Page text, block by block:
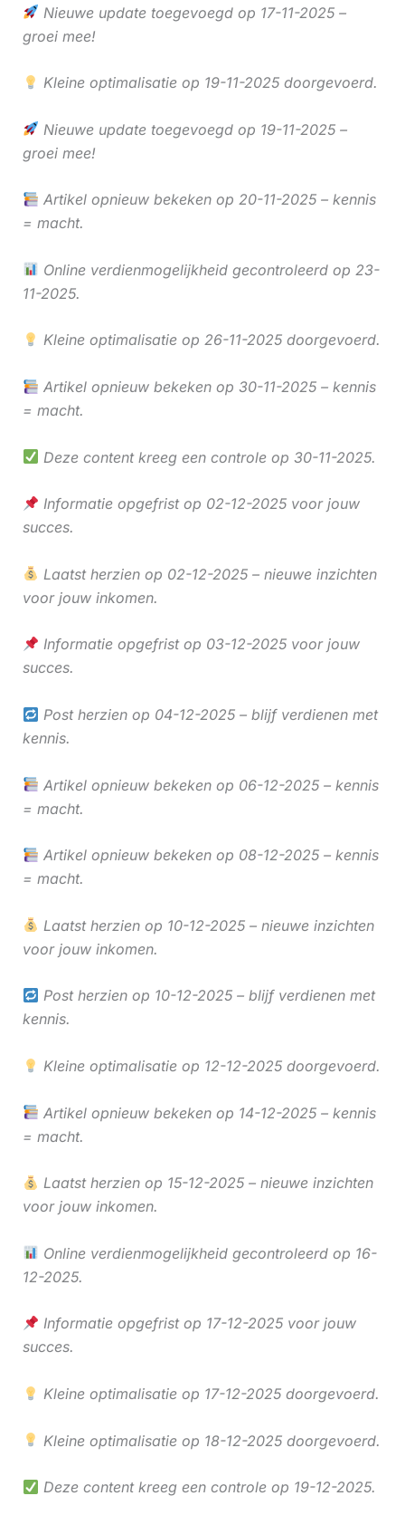
Nieuwe update toegevoegd op 17-11-2025 –
groei mee!
Kleine optimalisatie op 19-11-2025 doorgevoerd.
Nieuwe update toegevoegd op 19-11-2025 –
groei mee!
Artikel opnieuw bekeken op 20-11-2025 – kennis
= macht.
Online verdienmogelijkheid gecontroleerd op 23-
11-2025.
Kleine optimalisatie op 26-11-2025 doorgevoerd.
Artikel opnieuw bekeken op 30-11-2025 – kennis
= macht.
Deze content kreeg een controle op 30-11-2025.
Informatie opgefrist op 02-12-2025 voor jouw
succes.
Laatst herzien op 02-12-2025 – nieuwe inzichten
voor jouw inkomen.
Informatie opgefrist op 03-12-2025 voor jouw
succes.
Post herzien op 04-12-2025 – blijf verdienen met
kennis.
Artikel opnieuw bekeken op 06-12-2025 – kennis
= macht.
Artikel opnieuw bekeken op 08-12-2025 – kennis
= macht.
Laatst herzien op 10-12-2025 – nieuwe inzichten
voor jouw inkomen.
Post herzien op 10-12-2025 – blijf verdienen met
kennis.
Kleine optimalisatie op 12-12-2025 doorgevoerd.
Artikel opnieuw bekeken op 14-12-2025 – kennis
= macht.
Laatst herzien op 15-12-2025 – nieuwe inzichten
voor jouw inkomen.
Online verdienmogelijkheid gecontroleerd op 16-
12-2025.
Informatie opgefrist op 17-12-2025 voor jouw
succes.
Kleine optimalisatie op 17-12-2025 doorgevoerd.
Kleine optimalisatie op 18-12-2025 doorgevoerd.
Deze content kreeg een controle op 19-12-2025.